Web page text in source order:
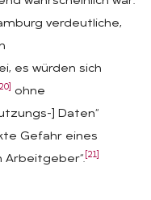
verdeutliche,
es würden sich
[20]
ohne
] Daten“
Gefahr eines
Arbeitgeber“. [21]